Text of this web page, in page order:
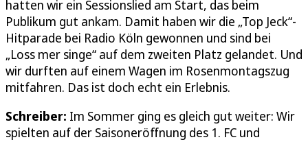
hatten wir ein Sessionslied am Start, das beim
Publikum gut ankam. Damit haben wir die „Top Jeck“-
Hitparade bei Radio Köln gewonnen und sind bei
„Loss mer singe“ auf dem zweiten Platz gelandet. Und
wir durften auf einem Wagen im Rosenmontagszug
mitfahren. Das ist doch echt ein Erlebnis.
Schreiber: Im Sommer ging es gleich gut weiter: Wir
spielten auf der Saisoneröffnung des 1. FC und